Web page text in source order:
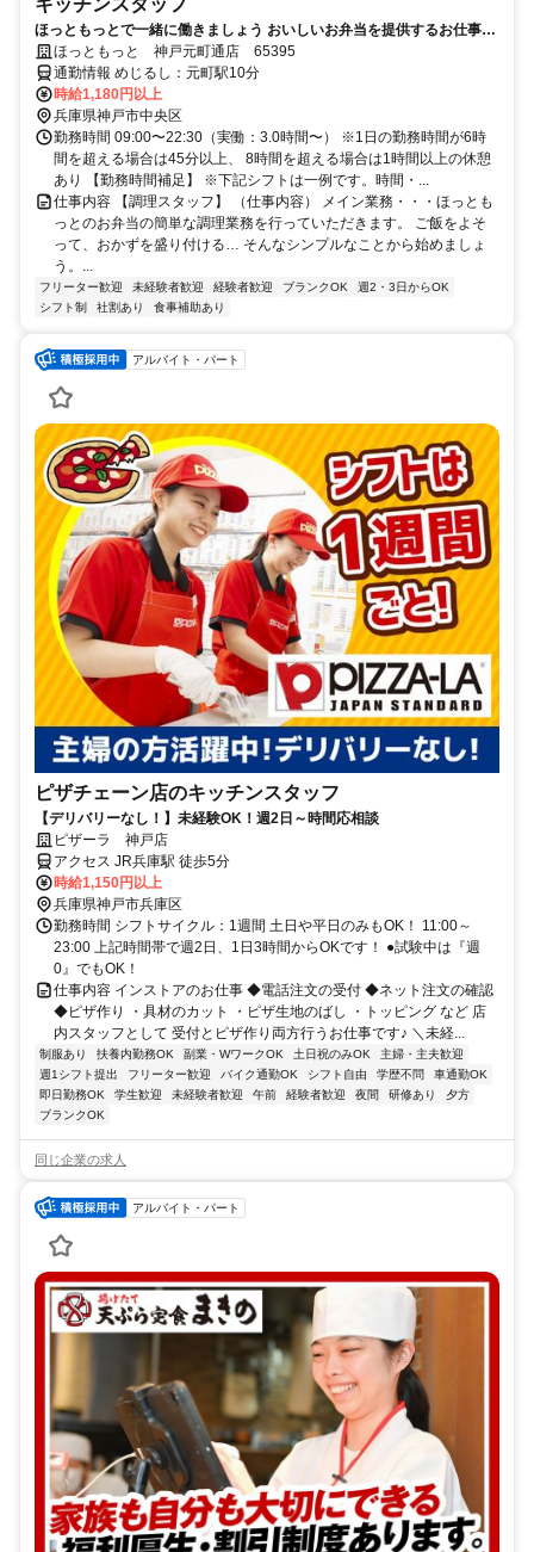
キッチンスタッフ
ほっともっとで一緒に働きましょう おいしいお弁当を提供するお仕事で
す ほっともっと 神戸元町通店 65395
通勤情報 めじるし：元町駅10分
時給1,180円以上
兵庫県神戸市中央区
勤務時間 09:00〜22:30（実働：3.0時間〜） ※1日の勤務時間が6時
間を超える場合は45分以上、 8時間を超える場合は1時間以上の休憩
あり 【勤務時間補足】 ※下記シフトは一例です。時間・...
仕事内容 【調理スタッフ】 （仕事内容） メイン業務・・・ほっとも
っとのお弁当の簡単な調理業務を行っていただきます。 ご飯をよそ
って、おかずを盛り付ける… そんなシンプルなことから始めましょ
う。...
フリーター歓迎 未経験者歓迎 経験者歓迎 ブランクOK
週2・3日からOK
シフト制
社割あり 食事補助あり
アルバイト・パート
ピザチェーン店のキッチンスタッフ
【デリバリーなし！】未経験OK！週2日～時間応相談
ピザーラ 神戸店
アクセス JR兵庫駅 徒歩5分
時給1,150円以上
兵庫県神戸市兵庫区
勤務時間 シフトサイクル：1週間 土日や平日のみもOK！ 11:00～
23:00 上記時間帯で週2日、1日3時間からOKです！ ●試験中は『週
0』でもOK！
仕事内容 インストアのお仕事 ◆電話注文の受付 ◆ネット注文の確認
◆ピザ作り ・具材のカット ・ピザ生地のばし ・トッピング など 店
内スタッフとして 受付とピザ作り両方行うお仕事です♪ ＼未経...
制服あり 扶養内勤務OK 副業・WワークOK 土日祝のみOK
主婦・主夫歓迎
週1シフト提出
フリーター歓迎 バイク通勤OK シフト自由 学歴不問
車通勤OK
即日勤務OK
学生歓迎 未経験者歓迎 午前 経験者歓迎 夜間 研修あり
夕方
ブランクOK
同じ企業の求人
アルバイト・パート